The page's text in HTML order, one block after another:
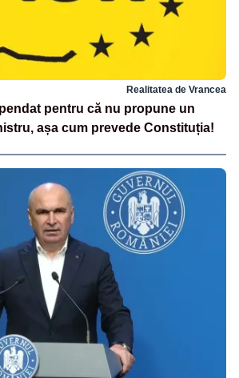
Realitatea de Vrancea
pentru că nu propune un
așa cum prevede Constituția!